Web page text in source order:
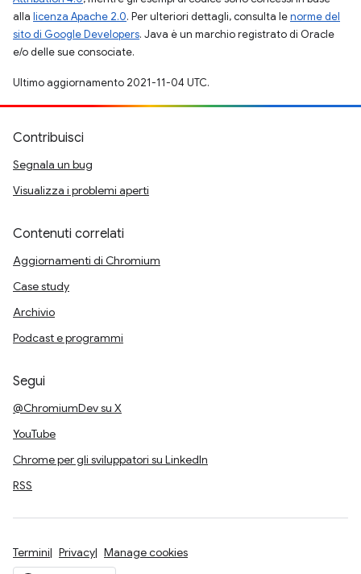
alla licenza Apache 2.0. Per ulteriori dettagli, consulta lenorme del
sito di Google Developers. Java è un marchio registrato di Oracle
e/o delle sue consociate.
Ultimo aggiornamento 2021-11-04 UTC.
Contribuisci
Segnala un bug
Visualizza i problemi aperti
Contenuti correlati
Aggiornamenti di Chromium
Case study
Archivio
Podcast e programmi
Segui
@ChromiumDev su X
YouTube
Chrome per gli sviluppatori su LinkedIn
RSS
Termini Privacy Manage cookies